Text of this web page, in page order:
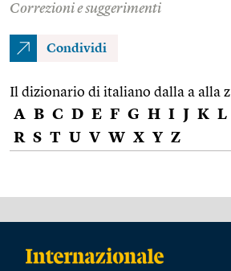
Correzioni e suggerimenti
Condividi
Il dizionario di italiano dalla a alla z
A B C D E F G H I J K L
R S T U V W X Y Z